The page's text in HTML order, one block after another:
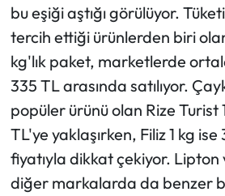
bu eşiği aştığı görülüyor.
tercih ettiği ürünlerden biri
kg'lık paket, marketlerde
335 TL arasında satılıyor.
popüler ürünü olan Rize Turist
TL'ye yaklaşırken, Filiz 1 kg
fiyatıyla dikkat çekiyor. Lipton
diğer markalarda da benzer